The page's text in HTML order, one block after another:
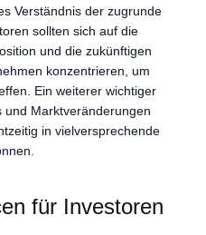
Verständnis der zugrunde
sollten sich auf die
und die zukünftigen
konzentrieren, um
Ein weiterer wichtiger
und Marktveränderungen
in vielversprechende
für Investoren